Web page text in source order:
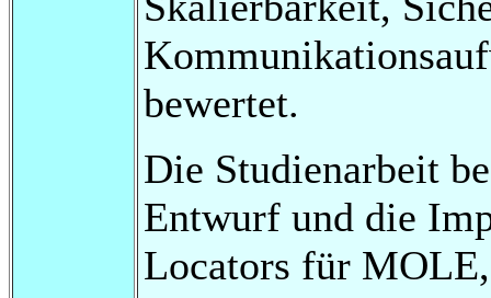
bewertet.
Die Studienarbeit
Entwurf und die
Locators für